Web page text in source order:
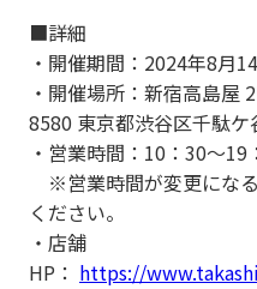
■詳細
・開催期間：2024年8月
・開催場所：新宿高島屋
8580 東京都渋谷区千駄ケ
・営業時間：10：30～19
※営業時間が変更にな
ください。
・店舗
HP： https://